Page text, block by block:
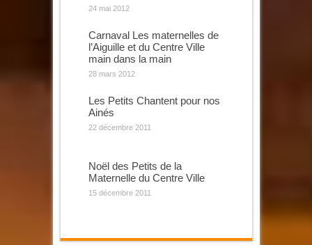
24 mai 2012
Carnaval Les maternelles de
l’Aiguille et du Centre Ville
main dans la main
28 mars 2012
Les Petits Chantent pour nos
Ainés
22 décembre 2011
Noël des Petits de la
Maternelle du Centre Ville
15 décembre 2011